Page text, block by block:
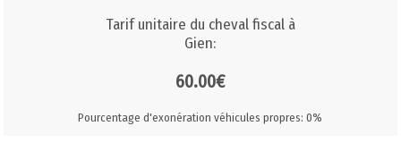
Tarif unitaire du cheval fiscal à
Gien:
60.00€
Pourcentage d'exonération véhicules propres: 0%